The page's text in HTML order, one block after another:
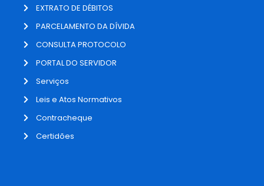
EXTRATO DE DÉBITOS
PARCELAMENTO DA DÍVIDA
CONSULTA PROTOCOLO
PORTAL DO SERVIDOR
Serviços
Leis e Atos Normativos
Contracheque
Certidões